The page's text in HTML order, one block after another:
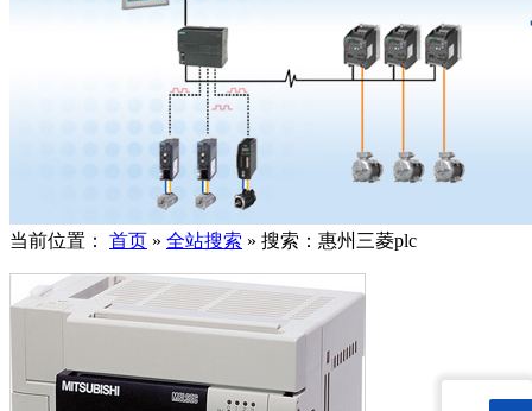
当前位置： 首页 » 全站搜索 » 搜索：惠州三菱plc